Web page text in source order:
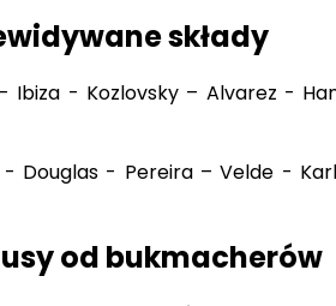
składy
Ibiza - Kozlovsky – Alvarez -
Douglas - Pereira – Velde -
od bukmacherów